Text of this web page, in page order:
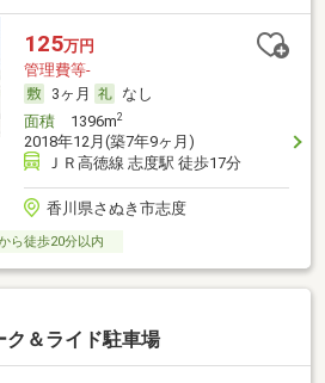
125万円
管理費等-
3ヶ月
なし
面積1396m2
2018年12月(築7年9ヶ月)
ＪＲ高徳線 志度駅 徒歩17分
香川県さぬき市志度
ら徒歩20分以内
ク＆ライド駐車場